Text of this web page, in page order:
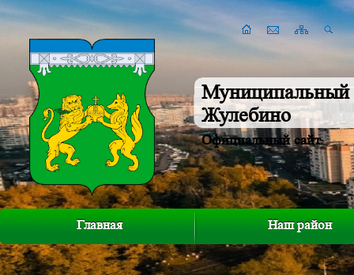
Муниципальный
Жулебино
Официальный сайт
Главная Наш район